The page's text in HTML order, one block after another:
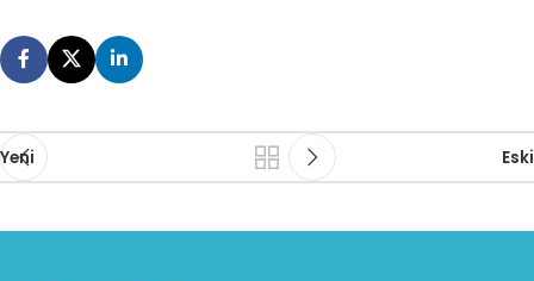
Yeni Eski